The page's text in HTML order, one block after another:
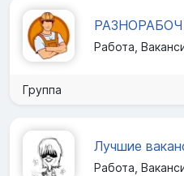
Работа,
Группа
Лучшие
Работа,